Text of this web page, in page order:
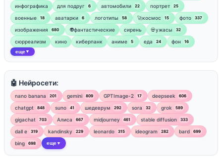
инфографика
для подруг 6 автомобили 22 портрет 25
военные 18 аватарки 6 логотипы 58 🚀космос 15 фото 337
изображения 680 👽фантастические сирень 💀ужасы 32
сюрреализм кино киберпанк аниме 5 еда 24 фон 16
еще ▼
🤖 Нейросети:
nano banana 201 gemini 809 GPTImage-2 17 deepseek 606
chatgpt 848 suno 41 шедеврум 292 sora 32 grok 589
gigachat 703 Алиса 667 midjourney 461 stable diffusion 333
dall e 319 kandinsky 229 leonardo 315 ideogram 282 bard 699
bing 698 еще ▼